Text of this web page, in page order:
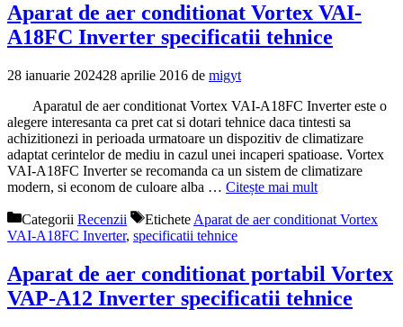
Aparat de aer conditionat Vortex VAI-
A18FC Inverter specificatii tehnice
28 ianuarie 202428 aprilie 2016 de migyt
Aparatul de aer conditionat Vortex VAI-A18FC Inverter este o
alegere interesanta ca pret cat si dotari tehnice daca tintesti sa
achizitionezi in perioada urmatoare un dispozitiv de climatizare
adaptat cerintelor de mediu in cazul unei incaperi spatioase. Vortex
VAI-A18FC Inverter se recomanda ca un sistem de climatizare
modern, si econom de culoare alba … Citește mai mult
Categorii Recenzii Etichete Aparat de aer conditionat Vortex
VAI-A18FC Inverter, specificatii tehnice
Aparat de aer conditionat portabil Vortex
VAP-A12 Inverter specificatii tehnice